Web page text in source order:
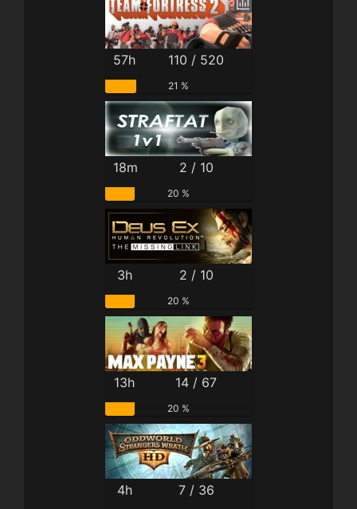
57h 110 / 520
21 %
18m 2 / 10
20 %
3h 2 / 10
20 %
13h 14 / 67
20 %
4h 7 / 36